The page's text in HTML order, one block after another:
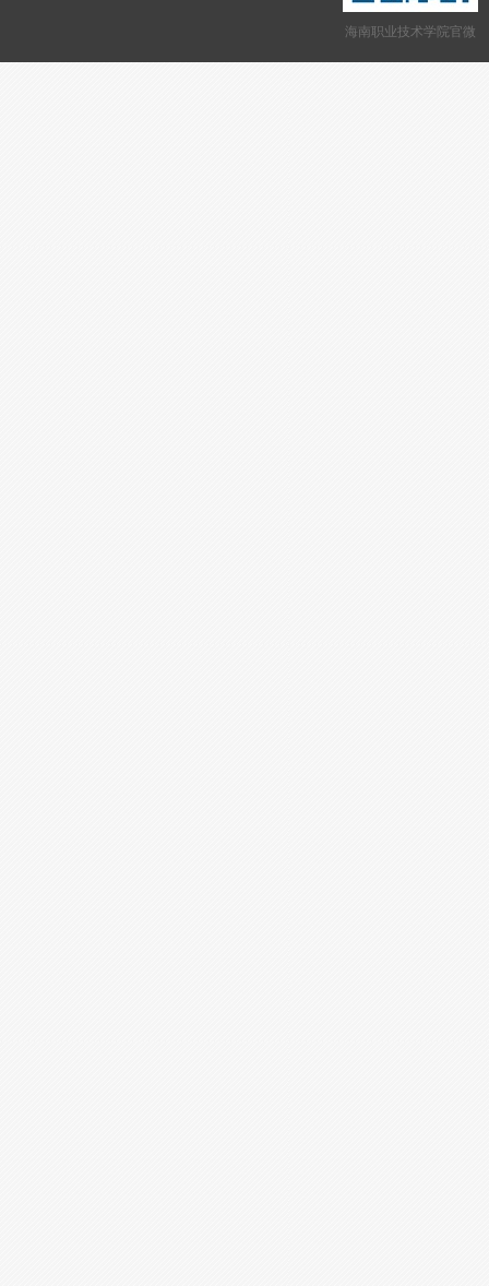
海南职业技术学院官微